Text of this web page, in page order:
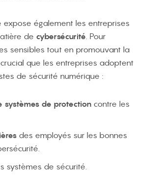
expose également les entreprises
de cybersécurité. Pour
sensibles tout en promouvant la
que les entreprises adoptent
de sécurité numérique :
systèmes de protection contre les
des employés sur les bonnes
systèmes de sécurité.